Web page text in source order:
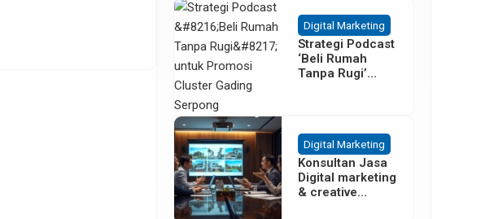
Digital Marketing
Strategi Podcast
‘Beli Rumah
Tanpa Rugi’
Digital Marketing
Konsultan Jasa
Digital marketing
& creative